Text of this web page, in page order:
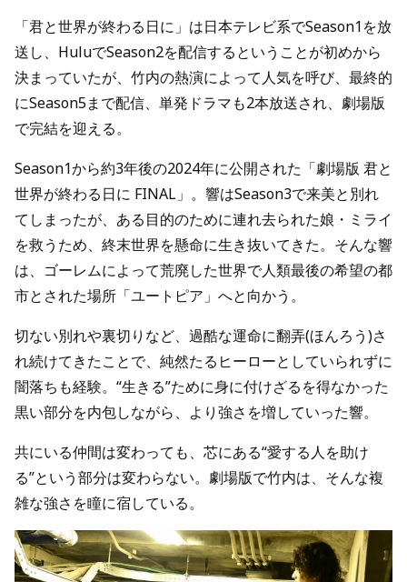
「君と世界が終わる日に」は日本テレビ系でSeason1を放
送し、HuluでSeason2を配信するということが初めから
決まっていたが、竹内の熱演によって人気を呼び、最終的
にSeason5まで配信、単発ドラマも2本放送され、劇場版
で完結を迎える。
Season1から約3年後の2024年に公開された「劇場版 君と
世界が終わる日に FINAL」。響はSeason3で来美と別れ
てしまったが、ある目的のために連れ去られた娘・ミライ
を救うため、終末世界を懸命に生き抜いてきた。そんな響
は、ゴーレムによって荒廃した世界で人類最後の希望の都
市とされた場所「ユートピア」へと向かう。
切ない別れや裏切りなど、過酷な運命に翻弄(ほんろう)さ
れ続けてきたことで、純然たるヒーローとしていられずに
闇落ちも経験。“生きる”ために身に付けざるを得なかった
黒い部分を内包しながら、より強さを増していった響。
共にいる仲間は変わっても、芯にある“愛する人を助け
る”という部分は変わらない。劇場版で竹内は、そんな複
雑な強さを瞳に宿している。